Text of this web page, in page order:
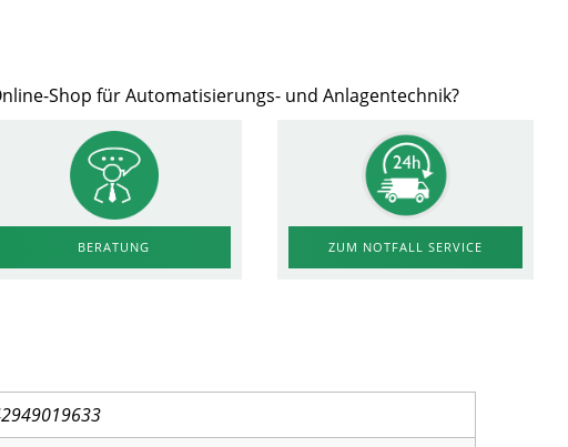
Shop für Automatisierungs- und Anlagentechnik?
BERATUNG ZUM NOTFALL SERVICE